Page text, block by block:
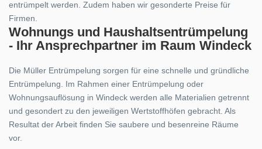
entrümpelt werden. Zudem haben wir gesonderte Preise für
Firmen.
Wohnungs und Haushaltsentrümpelung
- Ihr Ansprechpartner im Raum Windeck
Die Müller Entrümpelung sorgen für eine schnelle und gründliche
Entrümpelung. Im Rahmen einer Entrümpelung oder
Wohnungsauflösung in Windeck werden alle Materialien getrennt
und gesondert zu den jeweiligen Wertstoffhöfen gebracht. Als
Resultat der Arbeit finden Sie saubere und besenreine Räume
vor.